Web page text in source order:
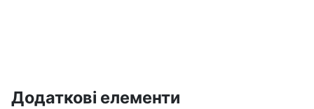
Додаткові елементи